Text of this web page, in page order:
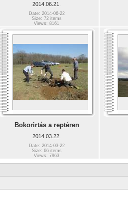
2014.06.21.
Date: 2014-06-22
Size: 72 items
Views: 8161
Bokorirtás a reptéren
2014.03.22.
Date: 2014-03-22
Size: 66 items
Views: 7963